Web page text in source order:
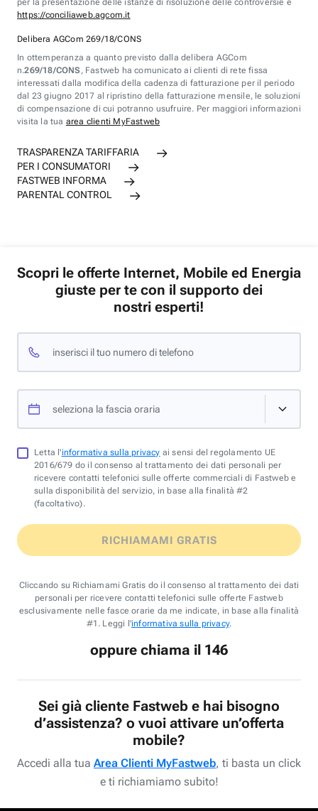
per la presentazione delle istanze di risoluzione delle controversie è
https://conciliaweb.agcom.it
Delibera AGCom 269/18/CONS
In ottemperanza a quanto previsto dalla delibera AGCom
n.269/18/CONS , Fastweb ha comunicato ai clienti di rete fissa
interessati dalla modifica della cadenza di fatturazione per il periodo
dal 23 giugno 2017 al ripristino della fatturazione mensile, le soluzioni
di compensazione di cui potranno usufruire. Per maggiori informazioni
visita la tua area clienti MyFastweb
TRASPARENZA TARIFFARIA
PER I CONSUMATORI
FASTWEB INFORMA
PARENTAL CONTROL
Scopri le offerte Internet, Mobile ed Energia
giuste per te con il supporto dei
nostri esperti!
inserisci il tuo numero di telefono
seleziona la fascia oraria
Letta l'informativa sulla privacy ai sensi del regolamento UE
2016/679 do il consenso al trattamento dei dati personali per
ricevere contatti telefonici sulle offerte commerciali di Fastweb e
sulla disponibilità del servizio, in base alla finalità #2
(facoltativo).
RICHIAMAMI GRATIS
Cliccando su Richiamami Gratis do il consenso al trattamento dei dati
personali per ricevere contatti telefonici sulle offerte Fastweb
esclusivamente nelle fasce orarie da me indicate, in base alla finalità
#1. Leggi l'informativa sulla privacy.
oppure chiama il 146
Sei già cliente Fastweb e hai bisogno
d’assistenza? o vuoi attivare un’offerta
mobile?
Accedi alla tua Area Clienti MyFastweb, ti basta un click
e ti richiamiamo subito!